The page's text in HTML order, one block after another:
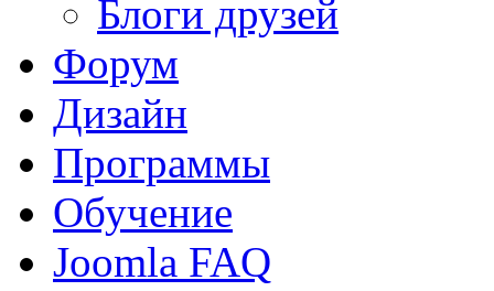
Блоги друзей
Форум
Дизайн
Программы
Обучение
Joomla FAQ